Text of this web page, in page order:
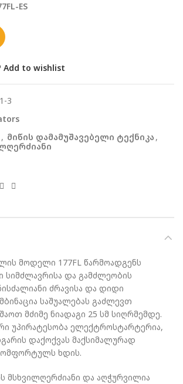
ES
Add to wishlist
3
, მიწის დამამუშავებელი ტექნიკა ,
მოდელი 177FL წარმოადგენს
სიმძლავრისა და გამძლეობის
ძრავისა და დიდი
საშუალებას გაძლევთ
მძიმე ნიადაგი 25 სმ სიღრმემდე.
უპირატესობა ელექტროსტარტერია,
დაქოქვას მაქსიმალურად
ხდის.
მსხვილღერძიანი და აღჭურვილია